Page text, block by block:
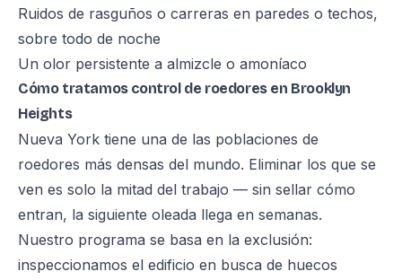
Ruidos de rasguños o carreras en paredes o techos,
sobre todo de noche
Un olor persistente a almizcle o amoníaco
Cómo tratamos control de roedores en Brooklyn
Heights
Nueva York tiene una de las poblaciones de
roedores más densas del mundo. Eliminar los que se
ven es solo la mitad del trabajo — sin sellar cómo
entran, la siguiente oleada llega en semanas.
Nuestro programa se basa en la exclusión:
inspeccionamos el edificio en busca de huecos